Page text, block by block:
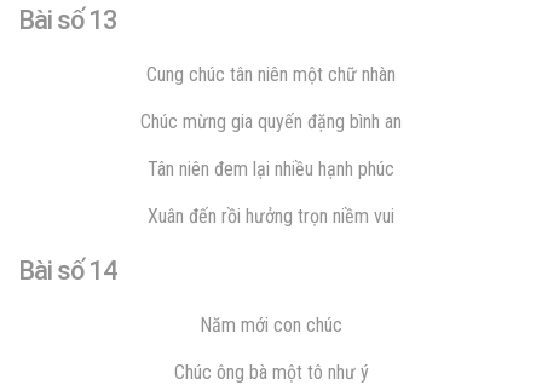
Bài số 13
Cung chúc tân niên một chữ nhàn
Chúc mừng gia quyến đặng bình an
Tân niên đem lại nhiều hạnh phúc
Xuân đến rồi hưởng trọn niềm vui
Bài số 14
Năm mới con chúc
Chúc ông bà một tô như ý